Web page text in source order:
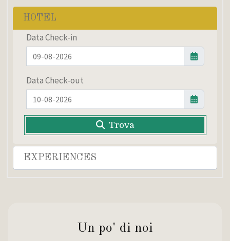
HOTEL
Data Check-in
Data Check-out
Trova
EXPERIENCES
Un po' di noi